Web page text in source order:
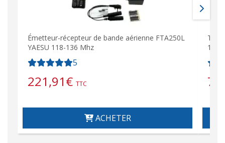
Émetteur-récepteur de bande aérienne FTA250L
YAESU 118-136 Mhz
5
221,91€ TTC
ACHETER
144-